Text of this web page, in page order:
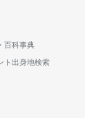
百科事典
ト出身地検索